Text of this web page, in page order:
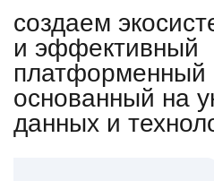
создаем
и эффективный
платформенный
основанный на
данных и